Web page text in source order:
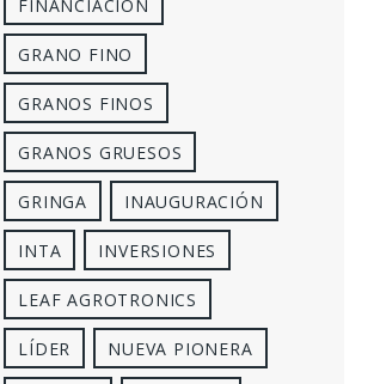
FINANCIACIÓN
GRANO FINO
GRANOS FINOS
GRANOS GRUESOS
GRINGA INAUGURACIÓN
INTA INVERSIONES
LEAF AGROTRONICS
LÍDER NUEVA PIONERA